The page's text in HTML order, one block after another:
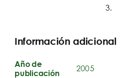
3.
Información adicional
Año de
publicación
2005